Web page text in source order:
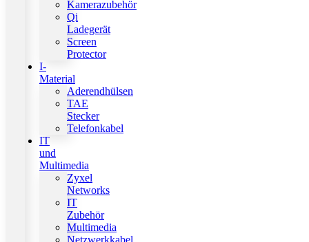
Kamerazubehör
Qi
Ladegerät
Screen
Protector
I-
Material
Aderendhülsen
TAE
Stecker
Telefonkabel
IT
und
Multimedia
Zyxel
Networks
IT
Zubehör
Multimedia
Netzwerkkabel